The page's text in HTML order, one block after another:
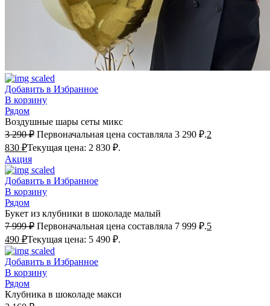
Добавить в Избранное
В корзину
Рядом
Воздушные шары сеты микс
3 290₽ Первоначальная цена составляла 3 290 ₽.2
830 ₽Текущая цена: 2 830 ₽.
Акция
Добавить в Избранное
В корзину
Рядом
Букет из клубники в шоколаде малый
7 999₽ Первоначальная цена составляла 7 999 ₽.5
490 ₽Текущая цена: 5 490 ₽.
Добавить в Избранное
В корзину
Рядом
Клубника в шоколаде макси